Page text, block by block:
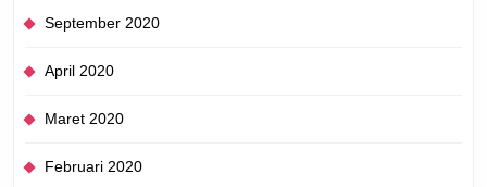
September 2020
April 2020
Maret 2020
Februari 2020